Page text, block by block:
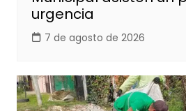
urgencia
7 de agosto de 2026